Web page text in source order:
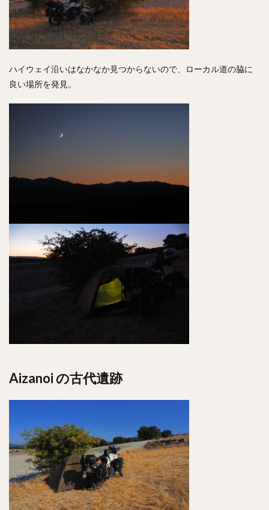
ハイウェイ沿いはなかなか見つからないので、ローカル道の脇に
良い場所を発見。
Aizanoi の古代遺跡